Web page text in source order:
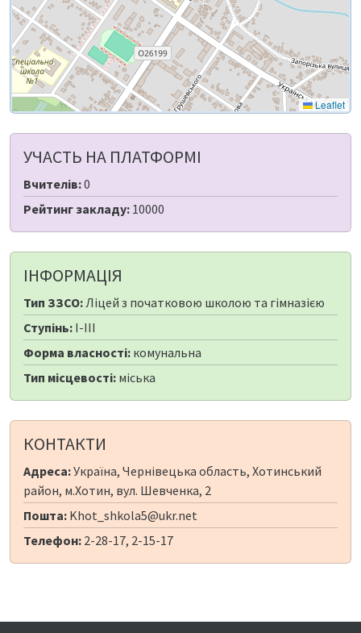
Leaflet
УЧАСТЬ НА ПЛАТФОРМІ
Вчителів:0
Рейтинг закладу: 10000
ІНФОРМАЦІЯ
Тип ЗЗСО:Ліцей з початковою школою та гімназією
Ступінь: I-III
Форма власності: комунальна
Тип місцевості: міська
КОНТАКТИ
Адреса:Україна, Чернівецька область, Хотинський
район, м.Хотин, вул. Шевченка, 2
Пошта: Khot_shkola5@ukr.net
Телефон: 2-28-17, 2-15-17